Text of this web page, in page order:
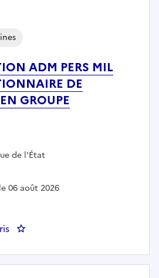
ADM PERS MIL
DE
GROUPE
:de l'État
06 août 2026
: AGENT GESTION ADM PERS